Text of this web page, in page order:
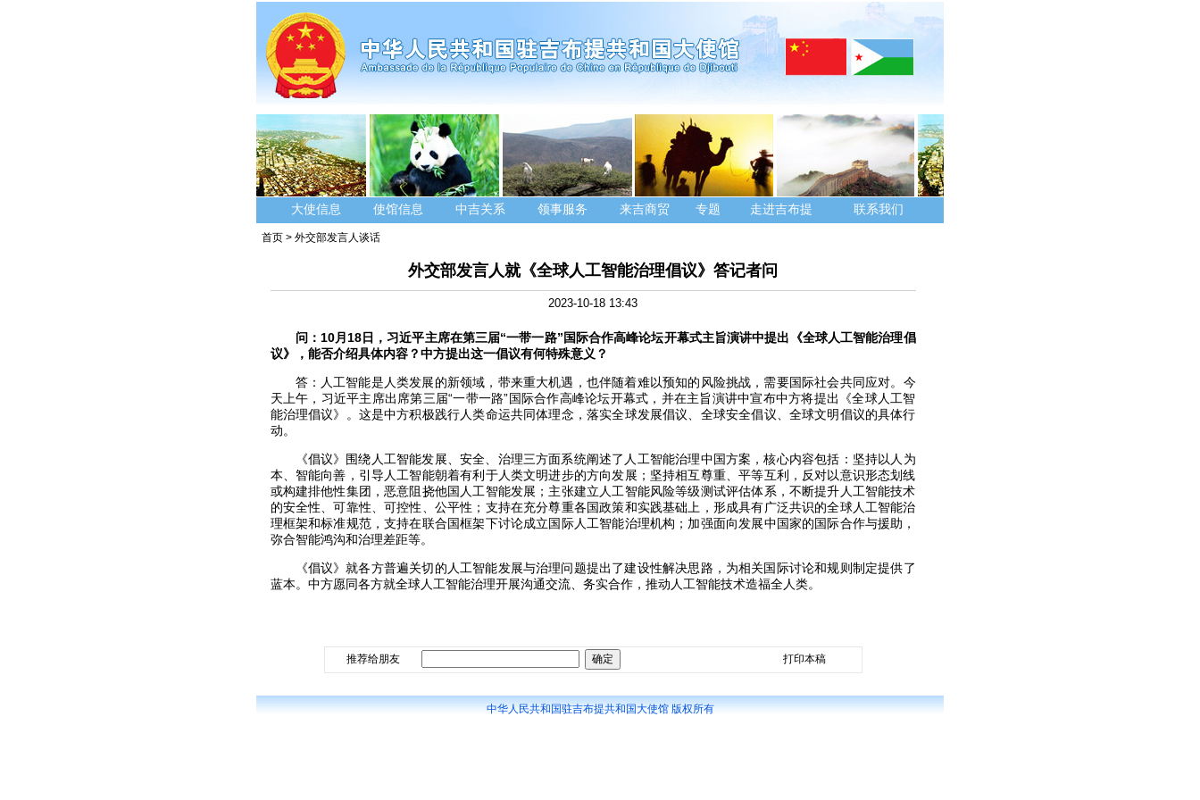
大使信息 使馆信息 中吉关系 领事服务 来吉商贸 专题 走进吉布提 联系我们
首页 > 外交部发言人谈话
外交部发言人就《全球人工智能治理倡议》答记者问
2023-10-18 13:43
问：10月18日，习近平主席在第三届“一带一路”国际合作高峰论坛开幕式主旨演讲中提出《全球人工智能治理倡
议》，能否介绍具体内容？中方提出这一倡议有何特殊意义？
答：人工智能是人类发展的新领域，带来重大机遇，也伴随着难以预知的风险挑战，需要国际社会共同应对。今
天上午，习近平主席出席第三届“一带一路”国际合作高峰论坛开幕式，并在主旨演讲中宣布中方将提出《全球人工智
能治理倡议》。这是中方积极践行人类命运共同体理念，落实全球发展倡议、全球安全倡议、全球文明倡议的具体行
动。
《倡议》围绕人工智能发展、安全、治理三方面系统阐述了人工智能治理中国方案，核心内容包括：坚持以人为
本、智能向善，引导人工智能朝着有利于人类文明进步的方向发展；坚持相互尊重、平等互利，反对以意识形态划线
或构建排他性集团，恶意阻挠他国人工智能发展；主张建立人工智能风险等级测试评估体系，不断提升人工智能技术
的安全性、可靠性、可控性、公平性；支持在充分尊重各国政策和实践基础上，形成具有广泛共识的全球人工智能治
理框架和标准规范，支持在联合国框架下讨论成立国际人工智能治理机构；加强面向发展中国家的国际合作与援助，
弥合智能鸿沟和治理差距等。
《倡议》就各方普遍关切的人工智能发展与治理问题提出了建设性解决思路，为相关国际讨论和规则制定提供了
蓝本。中方愿同各方就全球人工智能治理开展沟通交流、务实合作，推动人工智能技术造福全人类。
推荐给朋友 打印本稿
中华人民共和国驻吉布提共和国大使馆 版权所有